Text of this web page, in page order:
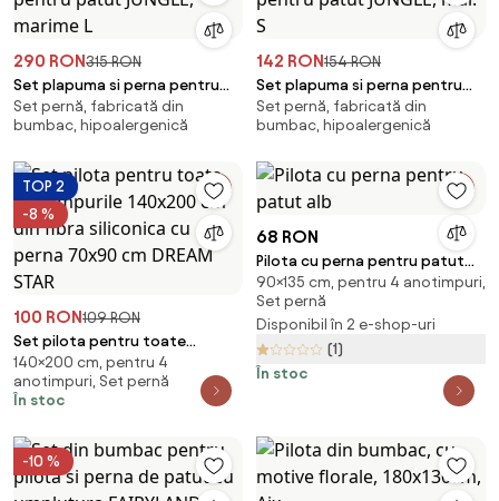
290 RON315 RON
Set plapuma si perna pentru
patut JUNGLE, marime L
Set pernă, fabricată din
bumbac, hipoalergenică
142 RON154 RON
Set plapuma si perna pentru
patut JUNGLE, mar. S
Set pernă, fabricată din
bumbac, hipoalergenică
TOP 2
-8 %
100 RON109 RON
Set pilota pentru toate
anotimpurile 140x200 cm din
fibra siliconica cu perna 70x90
cm DREAM STAR
140×200 cm, pentru 4
anotimpuri, Set pernă
În stoc
68 RON
Pilota cu perna pentru patut
alb
90×135 cm, pentru 4 anotimpuri,
Set pernă
Disponibil în 2 e-shop-uri
(1)
În stoc
-10 %